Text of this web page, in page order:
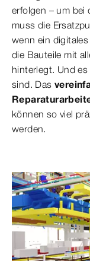
erfolgen – um bei
muss die
wenn ein
die Bauteile mit
hinterlegt. Und
sind. Das
können so viel
werden.